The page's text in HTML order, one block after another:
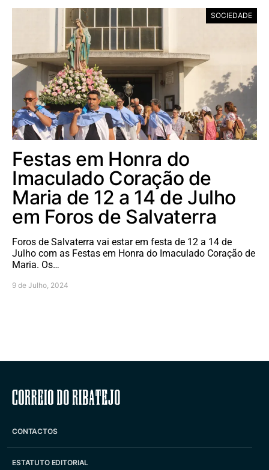
SOCIEDADE
Festas em Honra do
Imaculado Coração de
Maria de 12 a 14 de Julho
em Foros de Salvaterra
Foros de Salvaterra vai estar em festa de 12 a 14 de
Julho com as Festas em Honra do Imaculado Coração de
Maria. Os…
9 de Julho, 2024
Correio do Ribatejo
CONTACTOS
ESTATUTO EDITORIAL